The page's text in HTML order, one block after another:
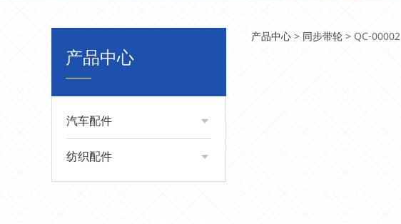
产品中心
汽车配件
纺织配件
QC-00002
产品中心 > 同步带轮 > QC-00002